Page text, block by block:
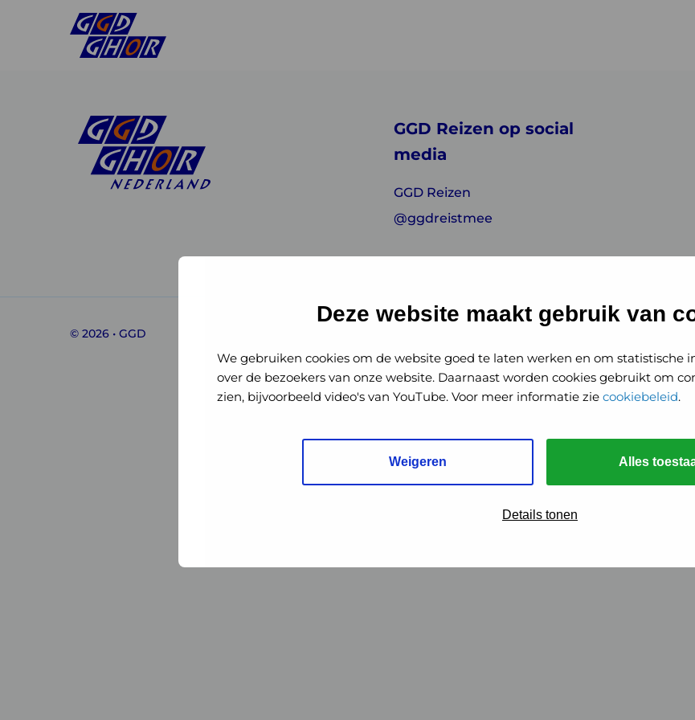
Deze website maakt gebruik van
We gebruiken cookies om de website goed te laten werken en om statistische
over de bezoekers van onze website. Daarnaast worden cookies gebruikt om
zien, bijvoorbeeld video's van YouTube. Voor meer informatie zie cookiebeleid.
Weigeren Alles
Details tonen
GHORGHOR
Nederland
GGD Reizen op social
media
GGD Reizen
@ggdreistmee
© 2026 • GGD